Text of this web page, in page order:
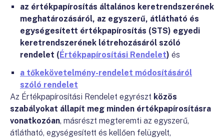
az értékpapírosítás általános keretrendszerének
meghatározásáról, az egyszerű, átlátható és
egységesített értékpapírosítás (STS) egyedi
keretrendszerének létrehozásáról szóló
rendelet (Értékpapírosítási Rendelet) és
a tőkekövetelmény-rendelet módosításáról
szóló rendelet
Az Értékpapírosítási Rendelet egyrészt közös
szabályokat állapít meg minden értékpapírosításra
vonatkozóan, másrészt megteremti az egyszerű,
átlátható, egységesített és kellően felügyelt,